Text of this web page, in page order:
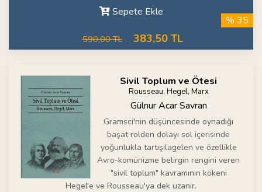
Sepete Ekle
590,00 TL 383,50 TL
% 35
Sivil Toplum ve Ötesi
Rousseau, Hegel, Marx
Gülnur Acar Savran
Gramsci'nin düşüncesinde oynadığı
başat rolden dolayı sol içerisinde
yoğunlukla tartışılagelen ve özellikle
Avro-komünizme belirgin rengini veren
"sivil toplum" kavramının kökeni
Hegel'e ve Rousseau'ya dek uzanır.